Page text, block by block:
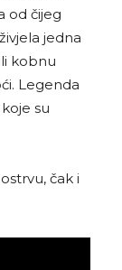
od čijeg
jedna
kobnu
Legenda
su
čak i